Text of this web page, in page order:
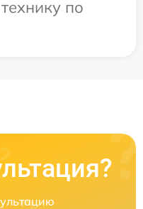
по